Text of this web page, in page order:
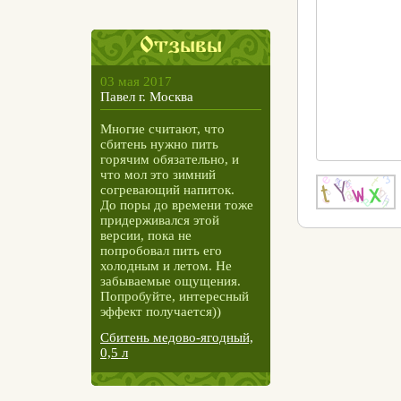
Отзывы
03 мая 2017
Павел г. Москва
Многие считают, что
сбитень нужно пить
горячим обязательно, и
что мол это зимний
согревающий напиток.
До поры до времени тоже
придерживался этой
версии, пока не
попробовал пить его
холодным и летом. Не
забываемые ощущения.
Попробуйте, интересный
эффект получается))
Сбитень медово-ягодный,
0,5 л